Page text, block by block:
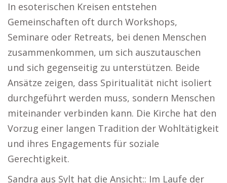
In esoterischen Kreisen entstehen
Gemeinschaften oft durch Workshops,
Seminare oder Retreats, bei denen Menschen
zusammenkommen, um sich auszutauschen
und sich gegenseitig zu unterstützen. Beide
Ansätze zeigen, dass Spiritualität nicht isoliert
durchgeführt werden muss, sondern Menschen
miteinander verbinden kann. Die Kirche hat den
Vorzug einer langen Tradition der Wohltätigkeit
und ihres Engagements für soziale
Gerechtigkeit.
Sandra aus Sylt hat die Ansicht:: Im Laufe der